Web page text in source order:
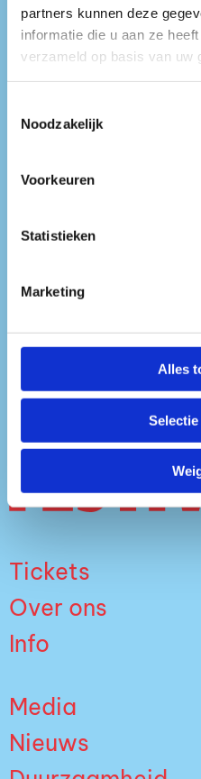
partners kunnen deze
informatie die u aan ze
verzameld op basis van uw
Noodzakelijk
Voorkeuren
Statistieken
Marketing
Alles
en muziek.
van snellere
hardgroove.
SOUNDCLOUD
Tickets
Over ons
Info
Media
Nieuws